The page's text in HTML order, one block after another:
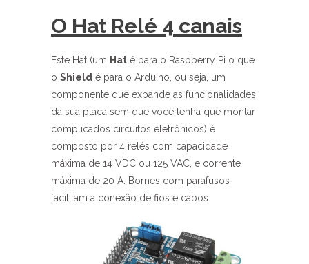
O Hat Relé 4 canais
Este Hat (um Hat é para o Raspberry Pi o que
o Shield é para o Arduino, ou seja, um
componente que expande as funcionalidades
da sua placa sem que você tenha que montar
complicados circuitos eletrônicos) é
composto por 4 relés com capacidade
máxima de 14 VDC ou 125 VAC, e corrente
máxima de 20 A. Bornes com parafusos
facilitam a conexão de fios e cabos: